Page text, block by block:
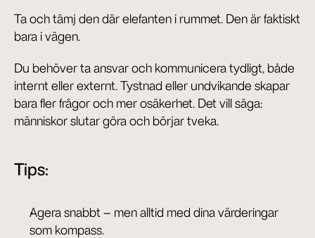
Ta och tämj den där elefanten i rummet. Den är faktiskt
bara i vägen.
Du behöver ta ansvar och kommunicera tydligt, både
internt eller externt. Tystnad eller undvikande skapar
bara fler frågor och mer osäkerhet. Det vill säga:
människor slutar göra och börjar tveka.
Tips:
Agera snabbt – men alltid med dina värderingar
som kompass.